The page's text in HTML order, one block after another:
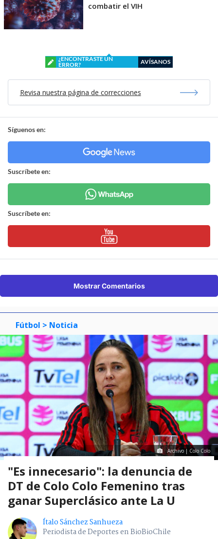
combatir el VIH
¿ENCONTRASTE UN
ERROR?
AVÍSANOS
Revisa nuestra página de correcciones
Síguenos en:
Suscríbete en:
Suscríbete en:
Mostrar Comentarios
Fútbol > Noticia
Archivo | Colo Colo
"Es innecesario": la denuncia de
DT de Colo Colo Femenino tras
ganar Superclásico ante La U
Ítalo Sánchez Sanhueza
Periodista de Deportes en BioBioChile